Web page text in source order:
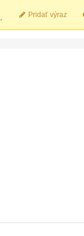
Pridať výraz